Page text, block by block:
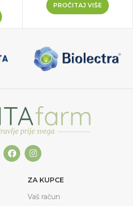
PROČITAJ VIŠE
ZA KUPCE
Vaš račun